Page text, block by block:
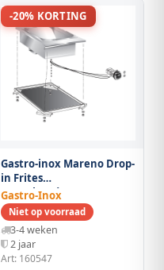
-20% KORTING
Gastro-inox Mareno Drop-
in Frites
Warmhoudapparaat, 40
cm
Gastro-Inox
Niet op voorraad
3-4 weken
2 jaar
Art: 160547